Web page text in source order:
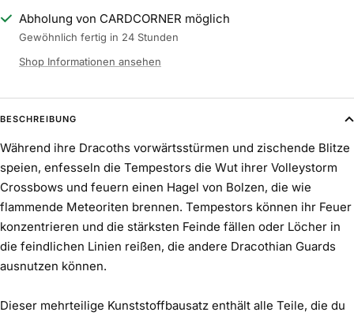
Abholung von CARDCORNER möglich
Gewöhnlich fertig in 24 Stunden
Shop Informationen ansehen
BESCHREIBUNG
Während ihre Dracoths vorwärtsstürmen und zischende Blitze
speien, enfesseln die Tempestors die Wut ihrer Volleystorm
Crossbows und feuern einen Hagel von Bolzen, die wie
flammende Meteoriten brennen. Tempestors können ihr Feuer
konzentrieren und die stärksten Feinde fällen oder Löcher in
die feindlichen Linien reißen, die andere Dracothian Guards
ausnutzen können.
Dieser mehrteilige Kunststoffbausatz enthält alle Teile, die du